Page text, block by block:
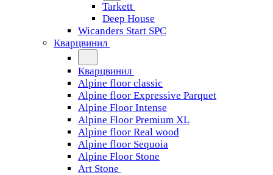
Tarkett
Deep House
Wicanders Start SPC
Кварцвинил
Кварцвинил
Alpine floor classic
Alpine floor Expressive Parquet
Alpine Floor Intense
Alpine Floor Premium XL
Alpine floor Real wood
Alpine floor Sequoia
Alpine Floor Stone
Art Stone